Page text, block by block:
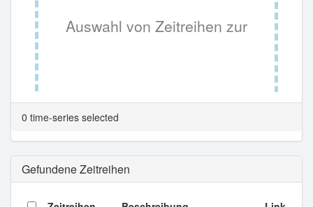
Auswahl von Zeitreihen zur
Tabellenansicht.
0 time-series selected
Gefundene Zeitreihen